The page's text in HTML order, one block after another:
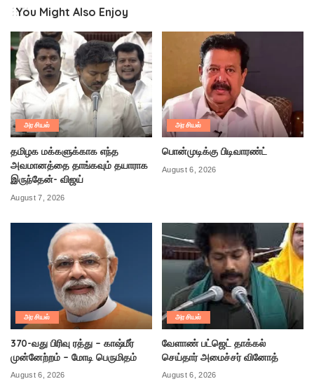
You Might Also Enjoy
அரசியல்
தமிழக மக்களுக்காக எந்த
அவமானத்தை தாங்கவும் தயாராக
இருந்தேன்- விஜய்
August 7, 2026
அரசியல்
பொன்முடிக்கு பிடிவாரண்ட்
August 6, 2026
அரசியல்
370-வது பிரிவு ரத்து – காஷ்மீர்
முன்னேற்றம் – மோடி பெருமிதம்
August 6, 2026
அரசியல்
வேளாண் பட்ஜெட் தாக்கல்
செய்தார் அமைச்சர் வினோத்
August 6, 2026